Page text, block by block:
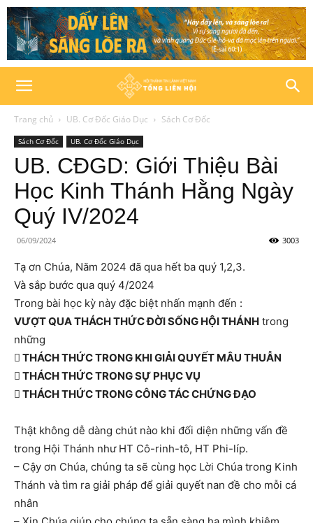
Trang chủ UB. Cơ Đốc Giáo Dục Sách Cơ Đốc
Sách Cơ Đốc UB. Cơ Đốc Giáo Dục
UB. CĐGD: Giới Thiệu Bài
Học Kinh Thánh Hằng Ngày
Quý IV/2024
06/09/2024 3003
Tạ ơn Chúa, Năm 2024 đã qua hết ba quý 1,2,3.
Và sắp bước qua quý 4/2024
Trong bài học kỳ này đặc biệt nhấn mạnh đến :
VƯỢT QUA THÁCH THỨC ĐỜI SỐNG HỘI THÁNH trong
những
 THÁCH THỨC TRONG KHI GIẢI QUYẾT MÂU THUẪN
 THÁCH THỨC TRONG SỰ PHỤC VỤ
 THÁCH THỨC TRONG CÔNG TÁC CHỨNG ĐẠO
Thật không dễ dàng chút nào khi đối diện những vấn đề
trong Hội Thánh như HT Cô-rinh-tô, HT Phi-líp.
– Cậy ơn Chúa, chúng ta sẽ cùng học Lời Chúa trong Kinh
Thánh và tìm ra giải pháp để giải quyết nan đề cho mỗi cá
nhân